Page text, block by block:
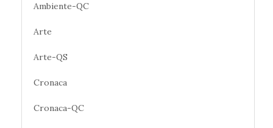
Ambiente-QC
Arte
Arte-QS
Cronaca
Cronaca-QC